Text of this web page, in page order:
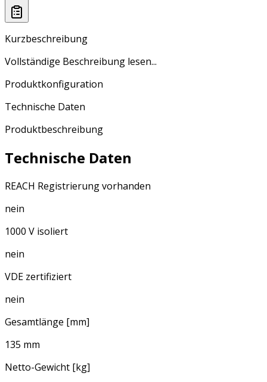
Kurzbeschreibung
Vollständige Beschreibung lesen...
Produktkonfiguration
Technische Daten
Produktbeschreibung
Technische Daten
REACH Registrierung vorhanden
nein
1000 V isoliert
nein
VDE zertifiziert
nein
Gesamtlänge [mm]
135 mm
Netto-Gewicht [kg]